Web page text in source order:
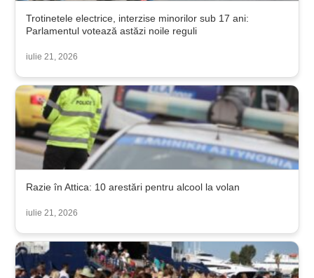
Trotinetele electrice, interzise minorilor sub 17 ani:
Parlamentul votează astăzi noile reguli
iulie 21, 2026
Razie în Attica: 10 arestări pentru alcool la volan
iulie 21, 2026